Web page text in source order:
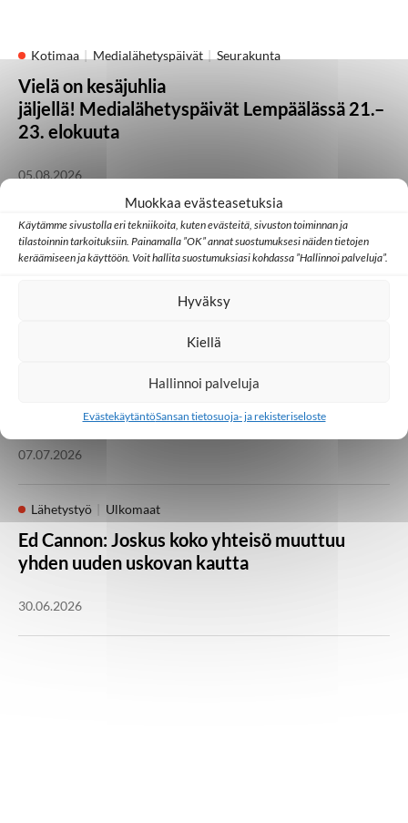
Muokkaa evästeasetuksia
Käytämme sivustolla eri tekniikoita, kuten evästeitä, sivuston toiminnan ja
tilastoinnin tarkoituksiin. Painamalla ”OK” annat suostumuksesi näiden tietojen
keräämiseen ja käyttöön. Voit hallita suostumuksiasi kohdassa ”Hallinnoi palveluja”.
Hyväksy
Kiellä
Hallinnoi palveluja
EvästekäytäntöSansan tietosuoja- ja rekisteriseloste
Kotimaa Medialähetyspäivät Seurakunta
Vielä on kesäjuhlia
jäljellä! Medialähetyspäivät Lempäälässä 21.–
23. elokuuta
05.08.2026
Kotimaa Lähetystyö Seurakunta
Heikki Kärhän kutsumuksena on evankeliumin
Japani Kambodža
Millainen kristillinen some toimii Aasiassa?
07.07.2026
Lähetystyö Ulkomaat
Ed Cannon: Joskus koko yhteisö muuttuu
yhden uuden uskovan kautta
30.06.2026